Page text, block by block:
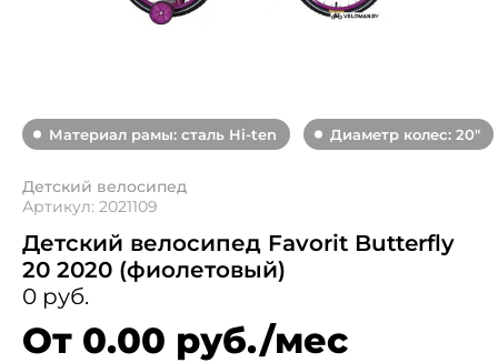
Материал рамы: сталь Hi-ten Диаметр колес: 20"
Детский велосипед
Артикул: 2021109
Детский велосипед Favorit Butterfly
20 2020 (фиолетовый)
0 руб.
От 0.00 руб./мес